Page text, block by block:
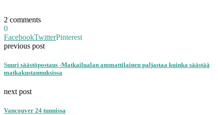
2 comments
0
FacebookTwitterPinterest
previous post
Suuri säästöpostaus -Matkailualan ammattilainen paljastaa kuinka säästää
matkakustannuksissa
next post
Vancouver 24 tunnissa